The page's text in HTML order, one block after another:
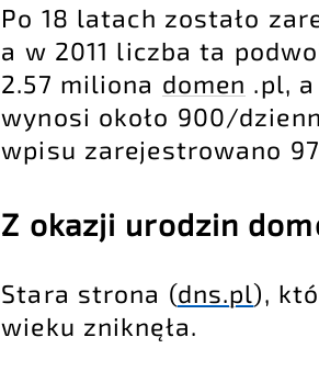
Po 18 latach zostało
a w 2011 liczba ta
2.57 miliona domen .pl,
wynosi około 900/
wpisu zarejestrowano
Z okazji urodzin
Stara strona (dns.pl),
wieku zniknęła.